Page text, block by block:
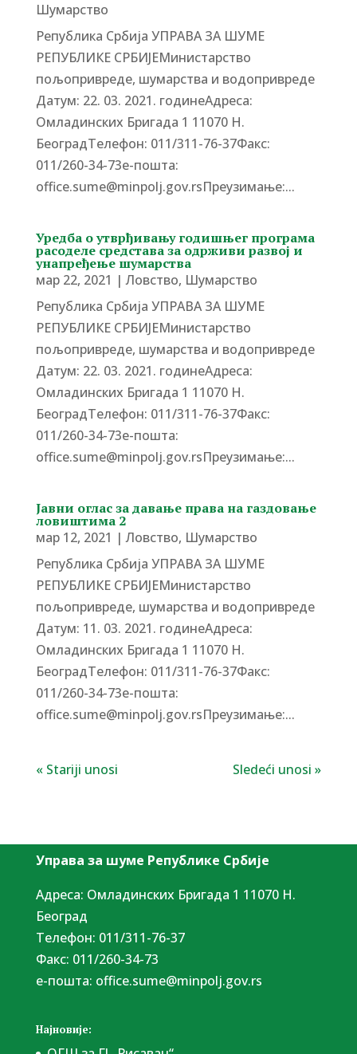
Шумарство
Република Србија УПРАВА ЗА ШУМЕ
РЕПУБЛИКЕ СРБИЈЕМинистарство
пољопривреде, шумарства и водопривреде
Датум: 22. 03. 2021. годинеАдреса:
Омладинских Бригада 1 11070 Н.
БеоградTелефон: 011/311-76-37Факс:
011/260-34-73е-пошта:
office.sume@minpolj.gov.rsПреузимање:...
Уредба о утврђивању годишњег програма
расоделе средстава за одрживи развој и
унапређење шумарства
мар 22, 2021 |Ловство, Шумарство
Република Србија УПРАВА ЗА ШУМЕ
РЕПУБЛИКЕ СРБИЈЕМинистарство
пољопривреде, шумарства и водопривреде
Датум: 22. 03. 2021. годинеАдреса:
Омладинских Бригада 1 11070 Н.
БеоградTелефон: 011/311-76-37Факс:
011/260-34-73е-пошта:
office.sume@minpolj.gov.rsПреузимање:...
Јавни оглас за давање права на газдовање
ловиштима 2
мар 12, 2021 |Ловство, Шумарство
Република Србија УПРАВА ЗА ШУМЕ
РЕПУБЛИКЕ СРБИЈЕМинистарство
пољопривреде, шумарства и водопривреде
Датум: 11. 03. 2021. годинеАдреса:
Омладинских Бригада 1 11070 Н.
БеоградTелефон: 011/311-76-37Факс:
011/260-34-73е-пошта:
office.sume@minpolj.gov.rsПреузимање:...
« Stariji unosi Sledeći unosi »
Управа за шуме Републике Србије
Адреса: Омладинских Бригада 1 11070 Н.
Београд
Tелефон: 011/311-76-37
Факс: 011/260-34-73
е-пошта: office.sume@minpolj.gov.rs
Најновије: